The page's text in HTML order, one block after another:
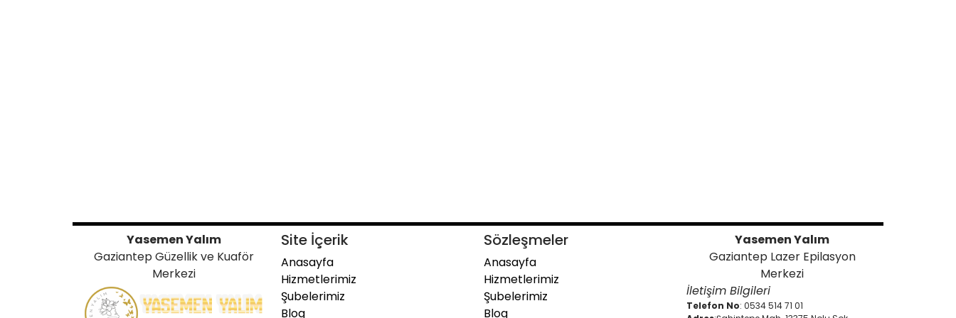
Yasemen Yalım
Gaziantep Güzellik ve Kuaför
Merkezi
Site İçerik
Anasayfa
Hizmetlerimiz
Şubelerimiz
Blog
Sözleşmeler
Anasayfa
Hizmetlerimiz
Şubelerimiz
Blog
Yasemen Yalım
Gaziantep Lazer Epilasyon
Merkezi
İletişim Bilgileri
Telefon No: 0534 514 71 01